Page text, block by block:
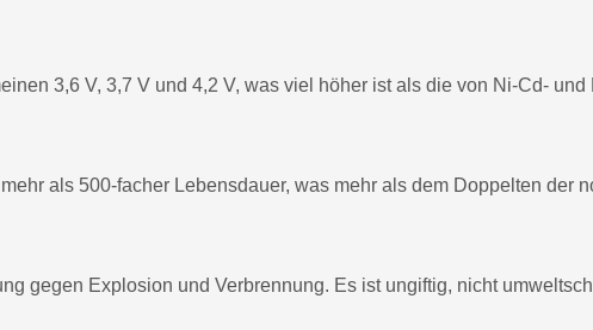
3,6 V, 3,7 V und 4,2 V, was viel höher ist als die von Ni-Cd- und
als 500-facher Lebensdauer, was mehr als dem Doppelten der
gegen Explosion und Verbrennung. Es ist ungiftig, nicht